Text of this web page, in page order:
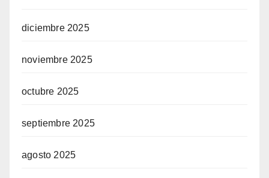
diciembre 2025
noviembre 2025
octubre 2025
septiembre 2025
agosto 2025